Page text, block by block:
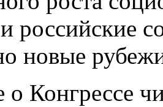
российские
новые
о Конгрессе